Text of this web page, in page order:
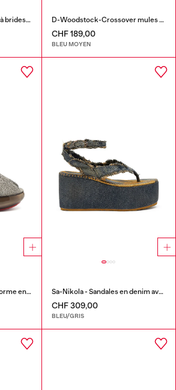
D-Woodstock - Sandales à brides en denim effiloché D-Woodstock-Crossover mules en denim effiloché
CHF 189,00
BLEU MOYEN
D-Lake-Sandales à plateforme en denim cristallisé et plexiglas Sa-Nikola - Sandales en denim avec détails effilochés
CHF 309,00
BLEU/GRIS